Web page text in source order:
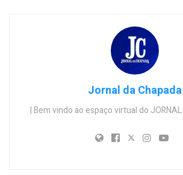
Jornal da Chapada
| Bem vindo ao espaço virtual do